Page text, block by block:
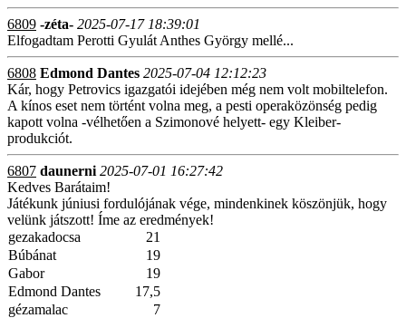
6809 -zéta- 2025-07-17 18:39:01
Elfogadtam Perotti Gyulát Anthes György mellé...
6808 Edmond Dantes 2025-07-04 12:12:23
Kár, hogy Petrovics igazgatói idejében még nem volt mobiltelefon.
A kínos eset nem történt volna meg, a pesti operaközönség pedig
kapott volna -vélhetően a Szimonové helyett- egy Kleiber-
produkciót.
6807 daunerni 2025-07-01 16:27:42
Kedves Barátaim!
Játékunk júniusi fordulójának vége, mindenkinek köszönjük, hogy
velünk játszott! Íme az eredmények!
gezakadocsa
21
Búbánat
19
Gabor
19
Edmond Dantes
17,5
gézamalac
7